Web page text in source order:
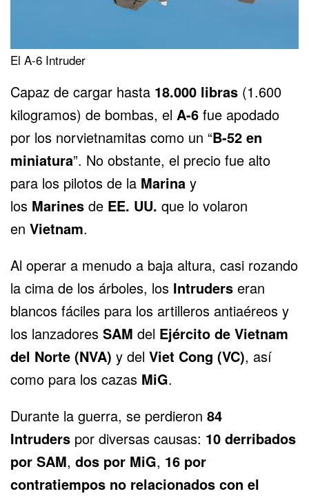
El A-6 Intruder
Capaz de cargar hasta 18.000 libras (1.600
kilogramos) de bombas, el A-6 fue apodado
por los norvietnamitas como un “B-52 en
miniatura”. No obstante, el precio fue alto
para los pilotos de la Marina y
los Marines de EE. UU. que lo volaron
en Vietnam.
Al operar a menudo a baja altura, casi rozando
la cima de los árboles, los Intruders eran
blancos fáciles para los artilleros antiaéreos y
los lanzadores SAM del Ejército de Vietnam
del Norte (NVA) y del Viet Cong (VC), así
como para los cazas MiG.
Durante la guerra, se perdieron 84
Intruders por diversas causas: 10 derribados
por SAM, dos por MiG, 16 por
contratiempos no relacionados con el